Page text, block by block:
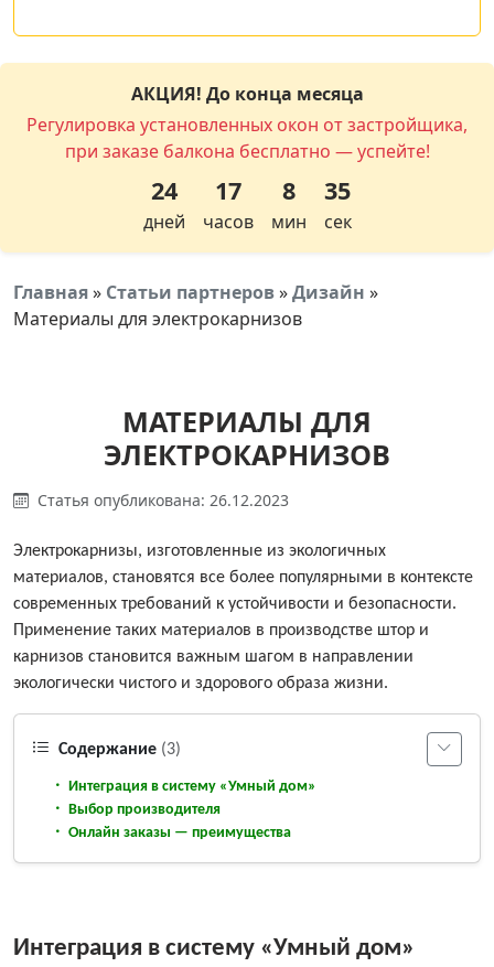
АКЦИЯ! До конца месяца
Регулировка установленных окон от застройщика,
при заказе балкона бесплатно — успейте!
24
дней
17
часов
8
мин
34
сек
Главная» Статьи партнеров»Дизайн »
Материалы для электрокарнизов
МАТЕРИАЛЫ ДЛЯ
ЭЛЕКТРОКАРНИЗОВ
Статья опубликована: 26.12.2023
Электрокарнизы, изготовленные из экологичных
материалов, становятся все более популярными в контексте
современных требований к устойчивости и безопасности.
Применение таких материалов в производстве штор и
карнизов становится важным шагом в направлении
экологически чистого и здорового образа жизни.
Содержание (3)
Интеграция в систему «Умный дом»
Выбор производителя
Онлайн заказы — преимущества
Интеграция в систему «Умный дом»